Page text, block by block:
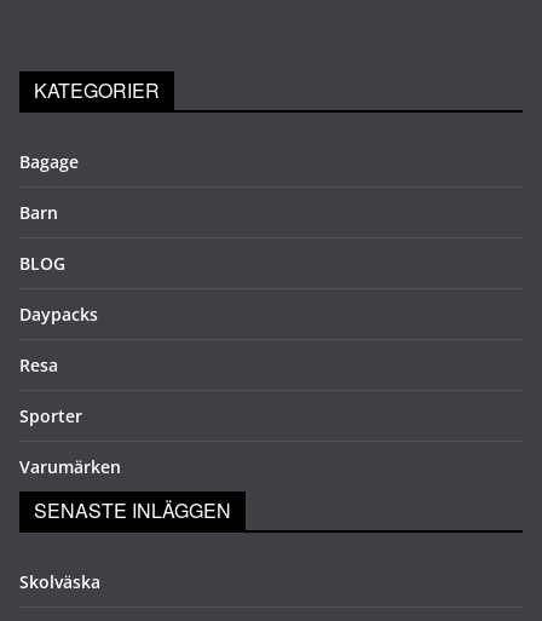
KATEGORIER
Bagage
Barn
BLOG
Daypacks
Resa
Sporter
Varumärken
SENASTE INLÄGGEN
Skolväska